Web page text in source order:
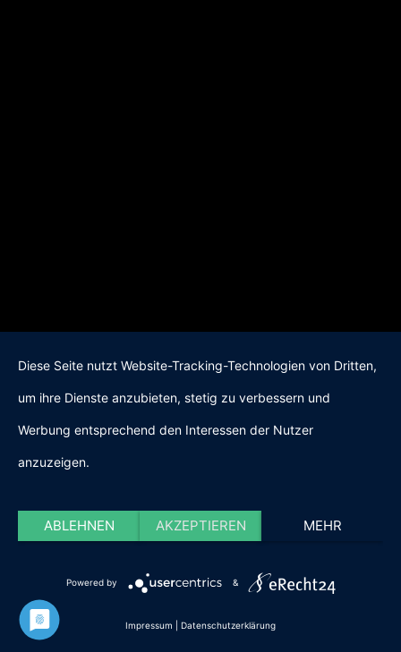
Diese Seite nutzt Website-Tracking-Technologien von Dritten,
um ihre Dienste anzubieten, stetig zu verbessern und
Werbung entsprechend den Interessen der Nutzer
anzuzeigen.
ABLEHNEN AKZEPTIEREN MEHR
Powered by &
Impressum Datenschutzerklärung